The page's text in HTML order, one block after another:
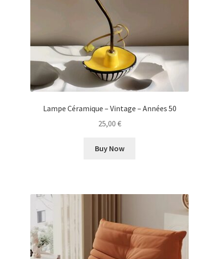
Lampe Céramique – Vintage – Années 50
25,00 €
Buy Now